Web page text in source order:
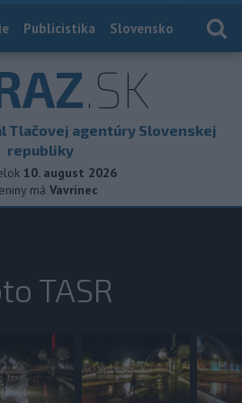
Publicistika Slovensko
.SK
Tlačovej agentúry Slovenskej
republiky
10. august 2026
má Vavrinec
TASR